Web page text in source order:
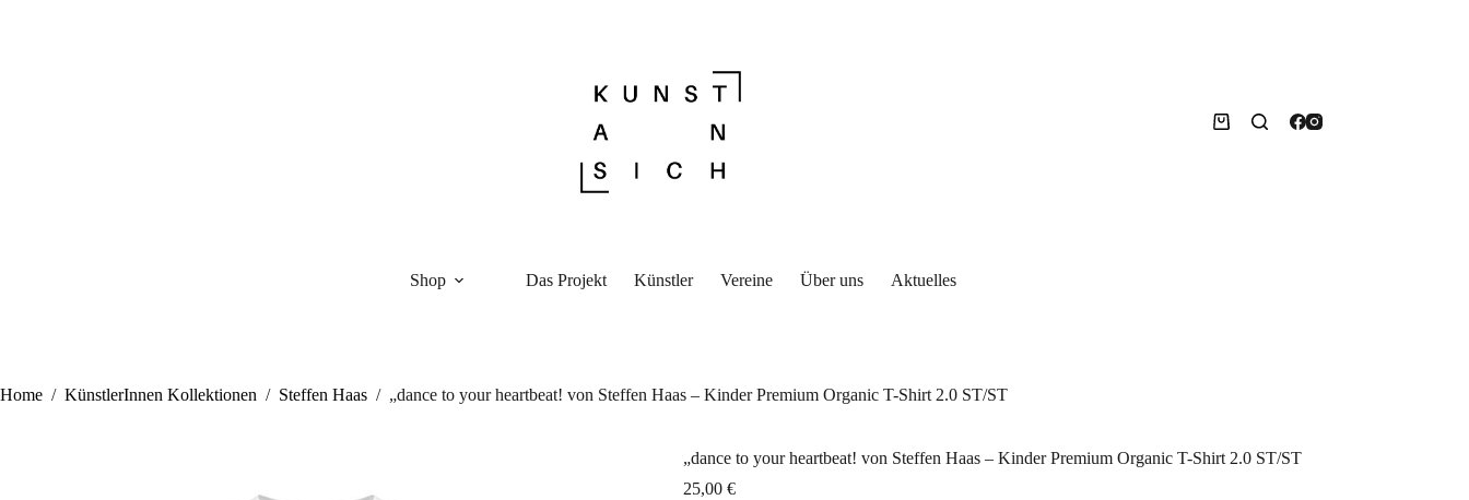
Warenkorb
Shop Das Projekt Künstler Vereine Über uns Aktuelles
Home / KünstlerInnen Kollektionen / Steffen Haas / „dance to your heartbeat! von Steffen Haas – Kinder Premium Organic T-Shirt 2.0 ST/ST
„dance to your heartbeat! von Steffen Haas – Kinder Premium Organic T-Shirt 2.0 ST/ST
25,00 €